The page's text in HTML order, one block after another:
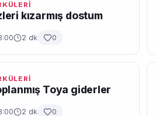
kızarmış dostum
2 dk 0
Toya giderler
2 dk 0